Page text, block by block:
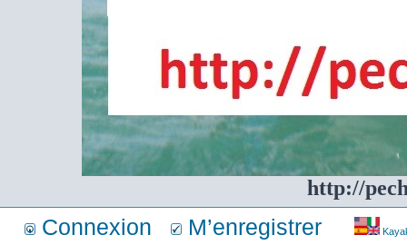
http://
Connexion M’enregistrer